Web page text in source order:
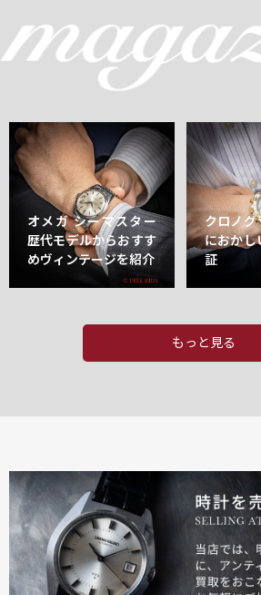
オメガ シーマスター
歴代モデルからおすす
めヴィンテージを紹介
クロノグ
におかし
証
もっと見る